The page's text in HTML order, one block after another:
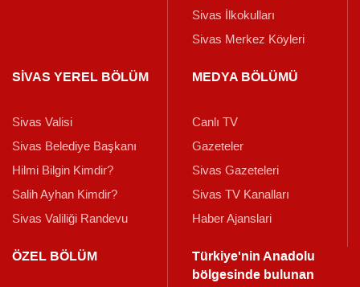
Sivas İlkokulları
Sivas Merkez Köyleri
SİVAS YEREL BÖLÜM
Sivas Valisi
Sivas Belediye Başkanı
Hilmi Bilgin Kimdir?
Salih Ayhan Kimdir?
Sivas Valiliği Randevu
MEDYA BÖLÜMÜ
Canlı TV
Gazeteler
Sivas Gazeteleri
Sivas TV Kanalları
Haber Ajanslari
ÖZEL BÖLÜM
Türkiye'nin Anadolu
bölgesinde bulunan